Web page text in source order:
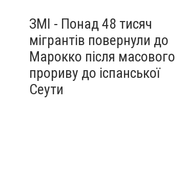
ЗМІ - Понад 48 тисяч
мігрантів повернули до
Марокко після масового
прориву до іспанської
Сеути